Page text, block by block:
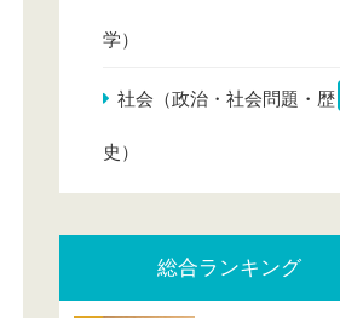
学）
社会（政治・社会問題・歴
史）
総合ランキング